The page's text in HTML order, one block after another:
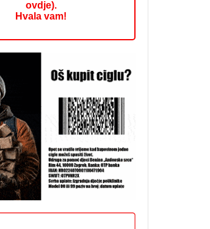
ovdje).
Hvala vam!